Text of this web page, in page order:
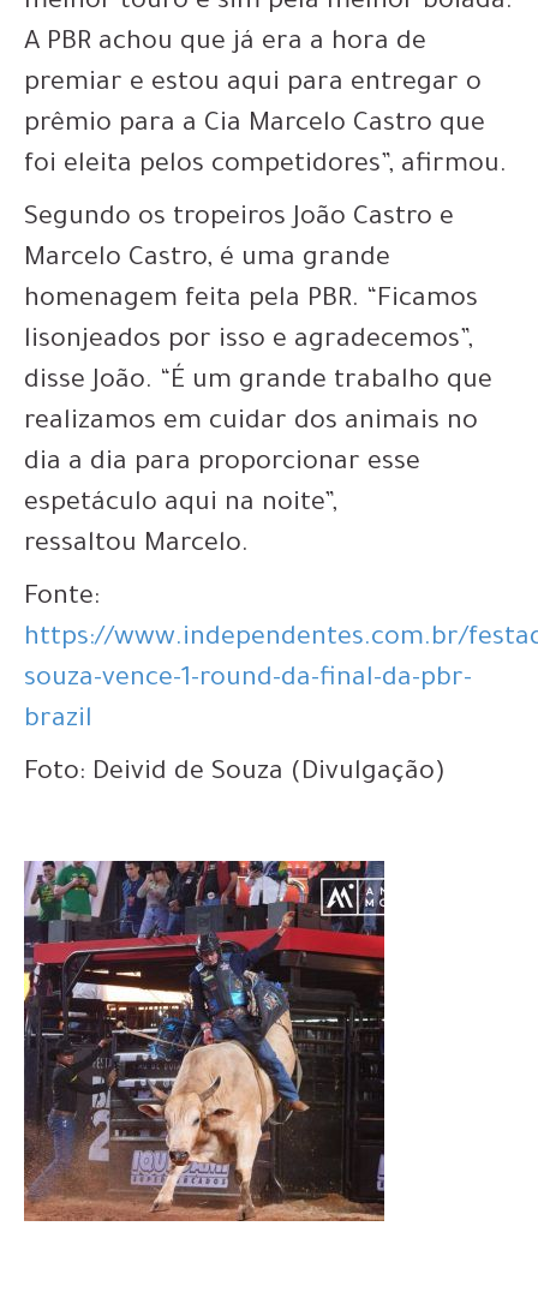
A PBR achou que já era a hora de
premiar e estou aqui para entregar o
prêmio para a Cia Marcelo Castro que
foi eleita pelos competidores”, afirmou.
Segundo os tropeiros João Castro e
Marcelo Castro, é uma grande
homenagem feita pela PBR. “Ficamos
lisonjeados por isso e agradecemos”,
disse João. “É um grande trabalho que
realizamos em cuidar dos animais no
dia a dia para proporcionar esse
espetáculo aqui na noite”,
ressaltou Marcelo.
Fonte:
https://www.independentes.com.br/
souza-vence-1-round-da-final-da-pbr-
brazil
Foto: Deivid de Souza (Divulgação)